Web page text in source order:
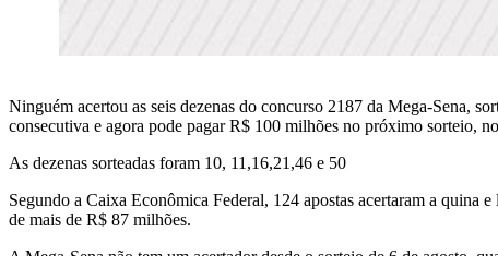
Ninguém acertou as seis dezenas do concurso 2187 da Mega-Sena,
consecutiva e agora pode pagar R$ 100 milhões no próximo sorteio,
As dezenas sorteadas foram 10, 11,16,21,46 e 50
Segundo a Caixa Econômica Federal, 124 apostas acertaram a quina
de mais de R$ 87 milhões.